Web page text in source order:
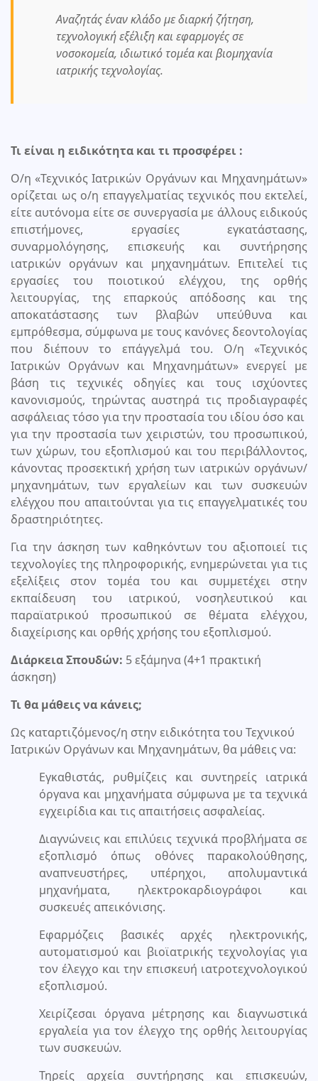
Αναζητάς έναν κλάδο με διαρκή ζήτηση,
τεχνολογική εξέλιξη και εφαρμογές σε
νοσοκομεία, ιδιωτικό τομέα και βιομηχανία
ιατρικής τεχνολογίας.
Τι είναι η ειδικότητα και τι προσφέρει :
O/η «Τεχνικός Ιατρικών Οργάνων και Μηχανημάτων»
ορίζεται ως ο/η επαγγελματίας τεχνικός που εκτελεί,
είτε αυτόνομα είτε σε συνεργασία με άλλους ειδικούς
επιστήμονες, εργασίες εγκατάστασης,
συναρμολόγησης, επισκευής και συντήρησης
ιατρικών οργάνων και μηχανημάτων. Επιτελεί τις
εργασίες του ποιοτικού ελέγχου, της ορθής
λειτουργίας, της επαρκούς απόδοσης και της
αποκατάστασης των βλαβών υπεύθυνα και
εμπρόθεσμα, σύμφωνα με τους κανόνες δεοντολογίας
που διέπουν το επάγγελμά του. O/η «Τεχνικός
Ιατρικών Οργάνων και Μηχανημάτων» ενεργεί με
βάση τις τεχνικές οδηγίες και τους ισχύοντες
κανονισμούς, τηρώντας αυστηρά τις προδιαγραφές
ασφάλειας τόσο για την προστασία του ιδίου όσο και
για την προστασία των χειριστών, του προσωπικού,
των χώρων, του εξοπλισμού και του περιβάλλοντος,
κάνοντας προσεκτική χρήση των ιατρικών οργάνων/
μηχανημάτων, των εργαλείων και των συσκευών
ελέγχου που απαιτούνται για τις επαγγελματικές του
δραστηριότητες.
Για την άσκηση των καθηκόντων του αξιοποιεί τις
τεχνολογίες της πληροφορικής, ενημερώνεται για τις
εξελίξεις στον τομέα του και συμμετέχει στην
εκπαίδευση του ιατρικού, νοσηλευτικού και
παραϊατρικού προσωπικού σε θέματα ελέγχου,
διαχείρισης και ορθής χρήσης του εξοπλισμού.
Διάρκεια Σπουδών: 5 εξάμηνα (4+1 πρακτική
άσκηση)
Τι θα μάθεις να κάνεις;
Ως καταρτιζόμενος/η στην ειδικότητα του Τεχνικού
Ιατρικών Οργάνων και Μηχανημάτων, θα μάθεις να:
Εγκαθιστάς, ρυθμίζεις και συντηρείς ιατρικά
όργανα και μηχανήματα σύμφωνα με τα τεχνικά
εγχειρίδια και τις απαιτήσεις ασφαλείας.
Διαγνώνεις και επιλύεις τεχνικά προβλήματα σε
εξοπλισμό όπως οθόνες παρακολούθησης,
αναπνευστήρες, υπέρηχοι, απολυμαντικά
μηχανήματα, ηλεκτροκαρδιογράφοι και
συσκευές απεικόνισης.
Εφαρμόζεις βασικές αρχές ηλεκτρονικής,
αυτοματισμού και βιοϊατρικής τεχνολογίας για
τον έλεγχο και την επισκευή ιατροτεχνολογικού
εξοπλισμού.
Χειρίζεσαι όργανα μέτρησης και διαγνωστικά
εργαλεία για τον έλεγχο της ορθής λειτουργίας
των συσκευών.
Τηρείς αρχεία συντήρησης και επισκευών,